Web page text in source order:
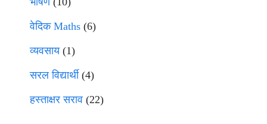
वेदिक Maths (6)
व्यवसाय(1)
सरल विद्यार्थी(4)
हस्ताक्षर सराव (22)